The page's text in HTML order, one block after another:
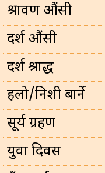
श्रावण औंसी
दर्श औंसी
दर्श श्राद्ध
हलो/निशी बार्ने
सूर्य ग्रहण
युवा दिवस